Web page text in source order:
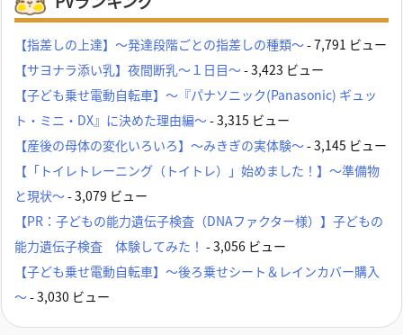
【指差しの上達】～発達段階ごとの指差しの種類～- 7,791 ビュー
【サヨナラ添い乳】夜間断乳～１日目～- 3,423 ビュー
【子ども乗せ電動自転車】～『パナソニック(Panasonic) ギュッ
ト・ミニ・DX』に決めた理由編～- 3,315 ビュー
【産後の母体の変化いろいろ】～みきぎの実体験～- 3,145 ビュー
【「トイレトレーニング（トイトレ）」始めました！】～準備物
と現状～- 3,079 ビュー
【PR：子どもの能力遺伝子検査（DNAファクター様）】子どもの
能力遺伝子検査 体験してみた！ - 3,056 ビュー
【子ども乗せ電動自転車】～後ろ乗せシート＆レインカバー購入
～- 3,030 ビュー